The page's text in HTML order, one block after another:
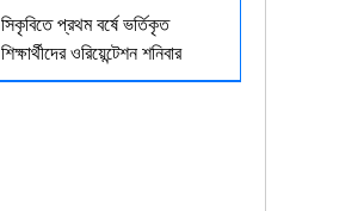
সিকৃবিতে প্রথম বর্ষে ভর্তিকৃত
শিক্ষার্থীদের ওরিয়েন্টেশন শনিবার